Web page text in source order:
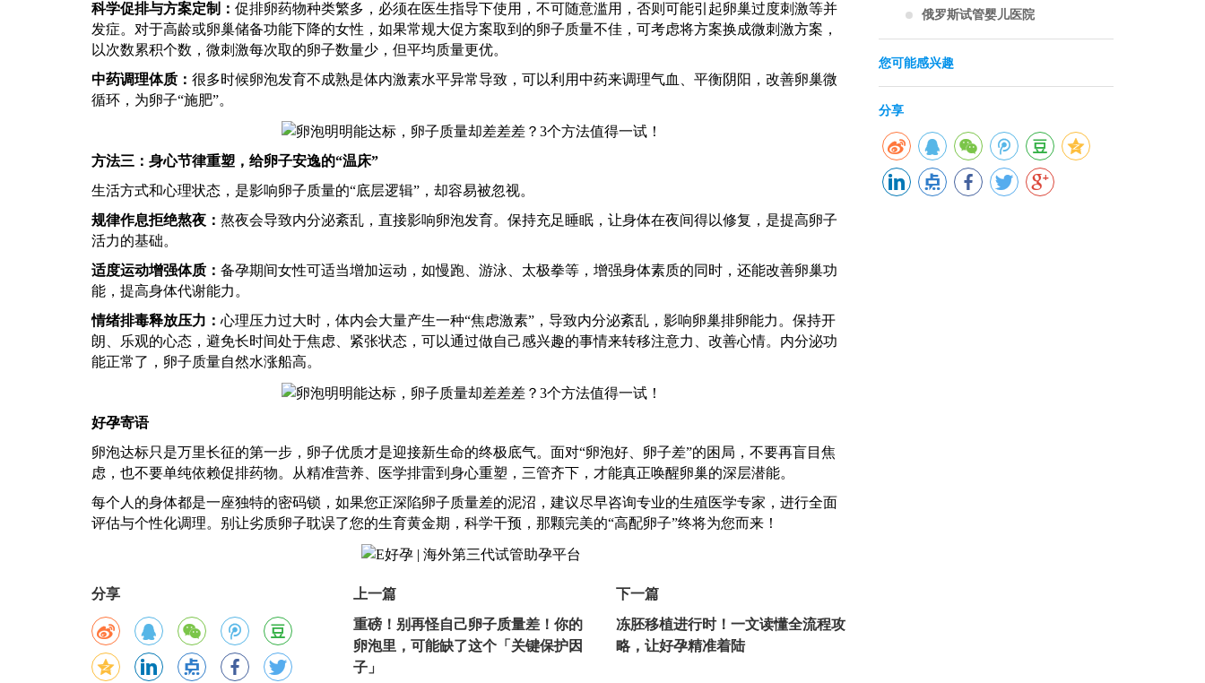
科学促排与方案定制： 促排卵药物种类繁多，必须在医生指导下使用，不可随意滥用，否则可能引起卵巢过度刺激等并
发症。对于高龄或卵巢储备功能下降的女性，如果常规大促方案取到的卵子质量不佳，可考虑将方案换成微刺激方案，
以次数累积个数，微刺激每次取的卵子数量少，但平均质量更优。
中药调理体质： 很多时候卵泡发育不成熟是体内激素水平异常导致，可以利用中药来调理气血、平衡阴阳，改善卵巢微
循环，为卵子“施肥”。
方法三：身心节律重塑，给卵子安逸的“温床”
生活方式和心理状态，是影响卵子质量的“底层逻辑”，却容易被忽视。
规律作息拒绝熬夜： 熬夜会导致内分泌紊乱，直接影响卵泡发育。保持充足睡眠，让身体在夜间得以修复，是提高卵子
活力的基础。
适度运动增强体质： 备孕期间女性可适当增加运动，如慢跑、游泳、太极拳等，增强身体素质的同时，还能改善卵巢功
能，提高身体代谢能力。
情绪排毒释放压力： 心理压力过大时，体内会大量产生一种“焦虑激素”，导致内分泌紊乱，影响卵巢排卵能力。保持开
朗、乐观的心态，避免长时间处于焦虑、紧张状态，可以通过做自己感兴趣的事情来转移注意力、改善心情。内分泌功
能正常了，卵子质量自然水涨船高。
好孕寄语
卵泡达标只是万里长征的第一步，卵子优质才是迎接新生命的终极底气。面对“卵泡好、卵子差”的困局，不要再盲目焦
虑，也不要单纯依赖促排药物。从精准营养、医学排雷到身心重塑，三管齐下，才能真正唤醒卵巢的深层潜能。
每个人的身体都是一座独特的密码锁，如果您正深陷卵子质量差的泥沼，建议尽早咨询专业的生殖医学专家，进行全面
评估与个性化调理。别让劣质卵子耽误了您的生育黄金期，科学干预，那颗完美的“高配卵子”终将为您而来！
分享
上一篇
重磅！别再怪自己卵子质量差！你的
卵泡里，可能缺了这个「关键保护因
子」
下一篇
冻胚移植进行时！一文读懂全流程攻
略，让好孕精准着陆
俄罗斯试管婴儿医院
您可能感兴趣
分享